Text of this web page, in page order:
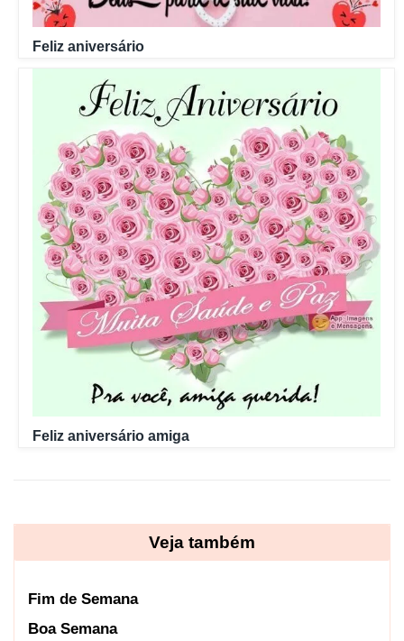
Feliz aniversário
Feliz aniversário amiga
Veja também
Fim de Semana
Boa Semana